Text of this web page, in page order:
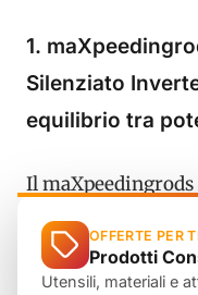
1.
Silenziato
equilibrio tra
Il
principale perché
davvero: una
onda sinusoidale
OFFERTE PER
Prodotti
Utensili, materiali e